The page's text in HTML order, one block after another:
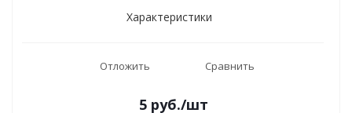
Характеристики
Отложить Сравнить
5руб./шт